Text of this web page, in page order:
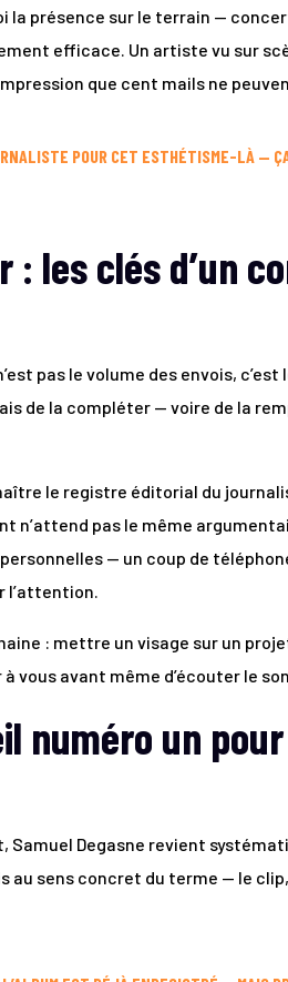
la présence sur le terrain —
efficace. Un artiste vu sur
que cent mails ne
POUR CET ESTHÉTISME-LÀ —
les clés d’un
pas le volume des envois,
de la compléter — voire de la
le registre éditorial du
n’attend pas le même
— un coup de
l’attention.
: mettre un visage sur un
vous avant même d’écouter le son.
numéro un
Samuel Degasne revient
au sens concret du terme — le